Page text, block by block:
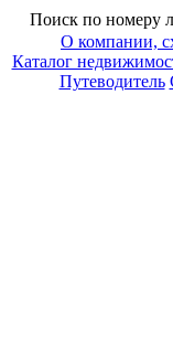
Поиск по номеру
О компании,
Каталог
Путеводитель